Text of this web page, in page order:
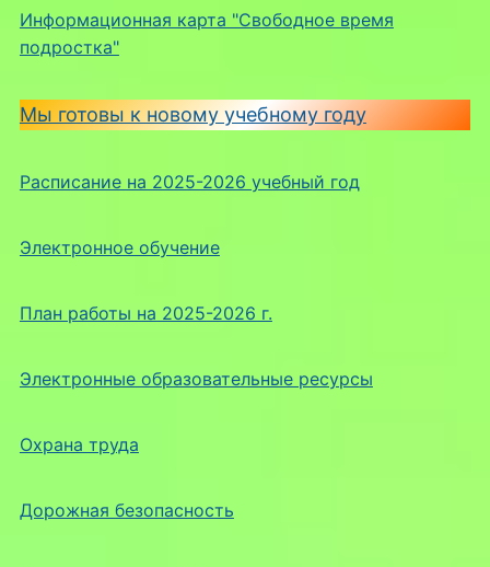
Информационная карта "Свободное время
подростка"
Мы готовы к новому учебному году
Расписание на 2025-2026 учебный год
Электронное обучение
План работы на 2025-2026 г.
Электронные образовательные ресурсы
Охрана труда
Дорожная безопасность